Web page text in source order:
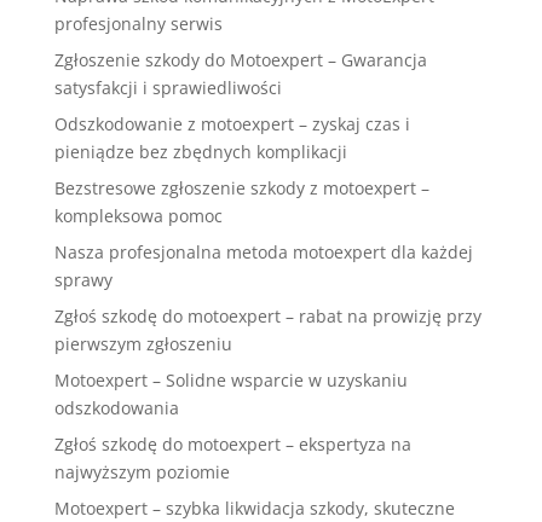
profesjonalny serwis
Zgłoszenie szkody do Motoexpert – Gwarancja
satysfakcji i sprawiedliwości
Odszkodowanie z motoexpert – zyskaj czas i
pieniądze bez zbędnych komplikacji
Bezstresowe zgłoszenie szkody z motoexpert –
kompleksowa pomoc
Nasza profesjonalna metoda motoexpert dla każdej
sprawy
Zgłoś szkodę do motoexpert – rabat na prowizję przy
pierwszym zgłoszeniu
Motoexpert – Solidne wsparcie w uzyskaniu
odszkodowania
Zgłoś szkodę do motoexpert – ekspertyza na
najwyższym poziomie
Motoexpert – szybka likwidacja szkody, skuteczne